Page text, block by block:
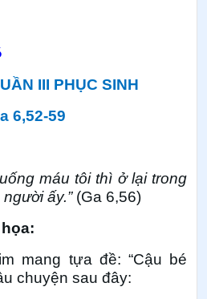
III PHỤC SINH
6,52-59
máu tôi thì ở lại trong
ấy.”(Ga 6,56)
mang tựa đề: “Cậu bé
chuyện sau đây: